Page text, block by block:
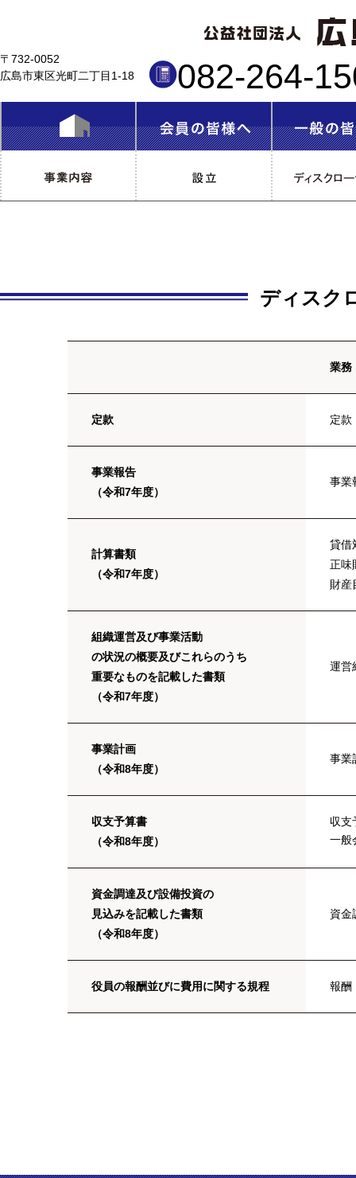
〒732-0052
広島市東区光町二丁目1-18
082-264-
ディスク
業務
定款 定款
事業報告
（令和7年度）
事業
計算書類
（令和7年度）
貸借
正味
財産
組織運営及び事業活動
の状況の概要及びこれらのうち
重要なものを記載した書類
（令和7年度）
運営
事業計画
（令和8年度）
事業
収支予算書
（令和8年度）
収支
一般
資金調達及び設備投資の
見込みを記載した書類
（令和8年度）
資金
役員の報酬並びに費用に関する規程 報酬